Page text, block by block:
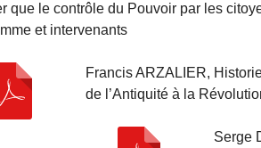
que le contrôle du Pouvoir par les
et intervenants
Francis ARZALIER,
de l’Antiquité à la
Serge